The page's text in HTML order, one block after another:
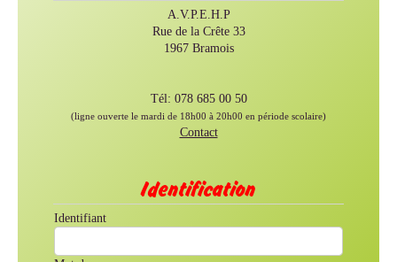
A.V.P.E.H.P
Rue de la Crête 33
1967 Bramois
Tél: 078 685 00 50
(ligne ouverte le mardi de 18h00 à 20h00 en période scolaire)
Contact
Identification
Identifiant